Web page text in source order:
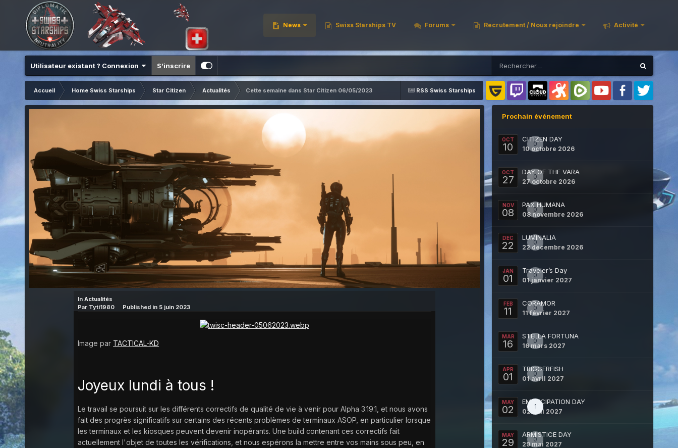
News Swiss Starships TV Forums Recrutement / Nous rejoindre Activité
Utilisateur existant ? Connexion S’inscrire
RSS Swiss Starships
Accueil Home Swiss Starships Star Citizen Actualités Cette semaine dans Star Citizen 06/05/2023
InActualités
Par Tyti1980 Published in 5 juin 2023
Image par TACTICAL-KD
Joyeux lundi à tous !
Le travail se poursuit sur les différents correctifs de qualité de vie à venir pour Alpha 3.19.1, et nous avons
fait des progrès significatifs sur certains des récents problèmes de terminaux ASOP, en particulier lorsque
les terminaux et les kiosques peuvent devenir inopérants. Une build contenant ces correctifs fait
actuellement l'objet de toutes les vérifications, et nous espérons la mettre entre vos mains sous peu, en
Prochain événement
OCT
10 0
CITIZEN DAY
10 octobre 2026
OCT
27 0
DAY OF THE VARA
27 octobre 2026
NOV
08 0
PAX HUMANA
08 novembre 2026
DEC
22 0
LUMINALIA
22 décembre 2026
JAN
01 0
Traveler’s Day
01 janvier 2027
FEB
11 0
CORAMOR
11 février 2027
MAR
16 0
STELLA FORTUNA
16 mars 2027
APR
01 0
TRIGGERFISH
01 avril 2027
MAY
02 1
EMANCIPATION DAY
02 mai 2027
MAY
29 0
ARMISTICE DAY
29 mai 2027